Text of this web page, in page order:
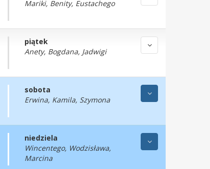
Mariki, Benity, Eustachego
piątek
Anety, Bogdana, Jadwigi
sobota
Erwina, Kamila, Szymona
niedziela
Wincentego, Wodzisława,
Marcina